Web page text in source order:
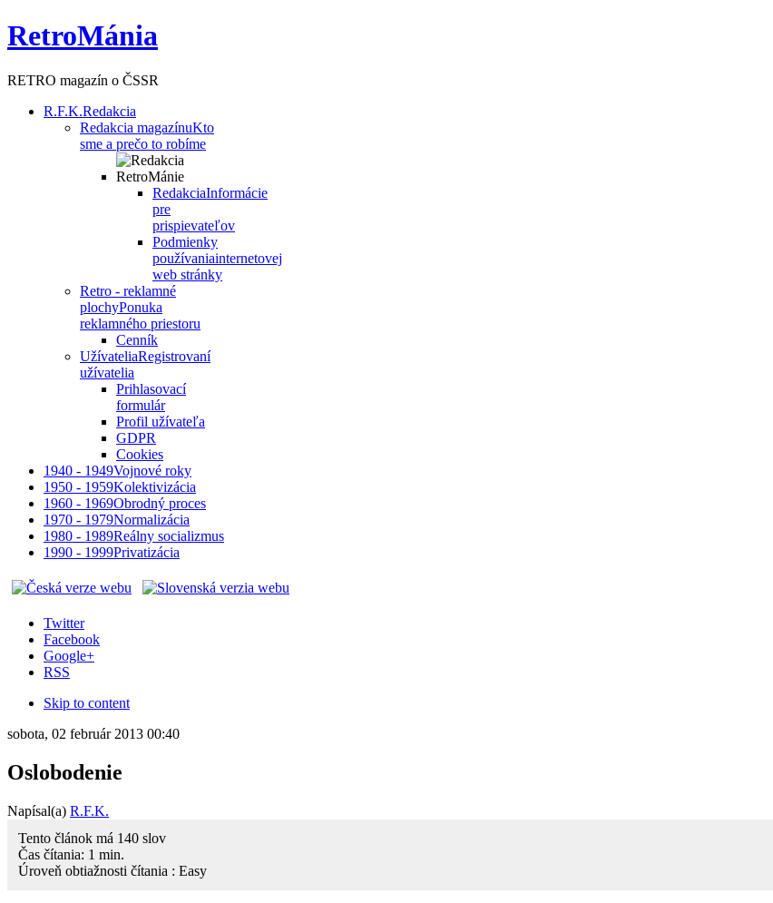
RetroMánia
RETRO magazín o ČSSR
R.F.K.Redakcia
Redakcia magazínuKto
sme a prečo to robíme
RedakciaInformácie
pre
prispievateľov
Podmienky
používaniainternetovej
web stránky
Retro - reklamné
plochyPonuka
reklamného priestoru
Cenník
UžívateliaRegistrovaní
užívatelia
Prihlasovací
formulár
Profil užívateľa
GDPR
Cookies
1940 - 1949Vojnové roky
1950 - 1959Kolektivizácia
1960 - 1969Obrodný proces
1970 - 1979Normalizácia
1980 - 1989Reálny socializmus
1990 - 1999Privatizácia
Twitter
Facebook
Google+
RSS
Skip to content
sobota, 02 február 2013 00:40
Oslobodenie
Napísal(a) R.F.K.
Tento článok má 140 slov
Čas čítania: 1 min.
Úroveň obtiažnosti čítania : Easy